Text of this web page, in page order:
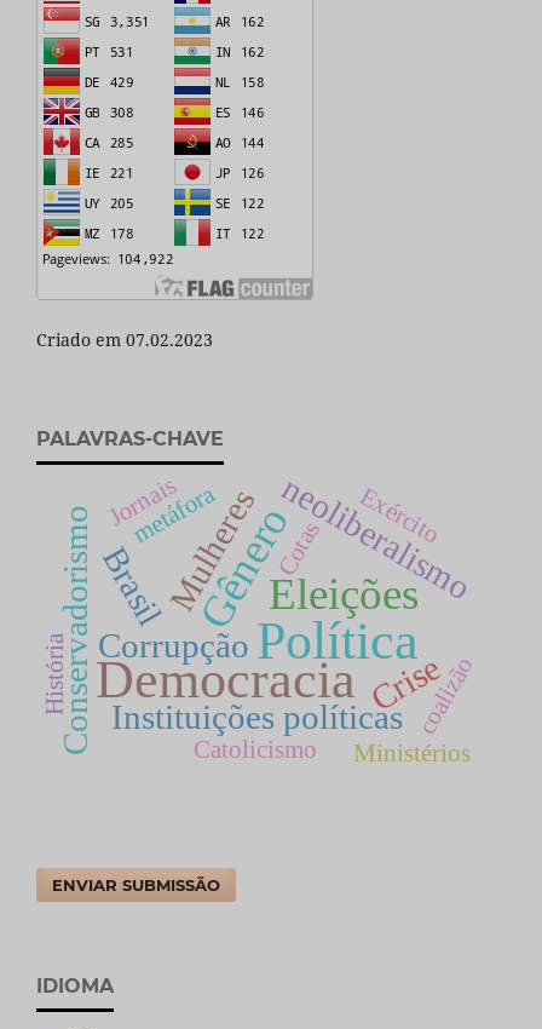
Criado em 07.02.2023
PALAVRAS-CHAVE
Democracia
Política
Eleições
Gênero
Conservadorismo Mulheresneoliberalismo
Crise
Corrupção
Brasil
Instituições políticas
Catolicismo
metáfora
coalizão
Cotas
Jornais Exército
História
Ministérios
ENVIAR SUBMISSÃO
IDIOMA